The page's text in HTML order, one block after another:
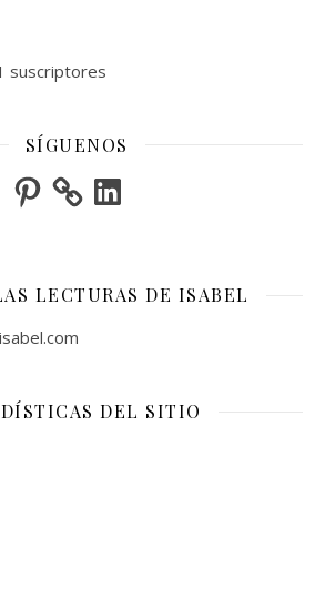
suscriptores
SÍGUENOS
Pinterest LinkedIn
LECTURAS DE ISABEL
DEL SITIO